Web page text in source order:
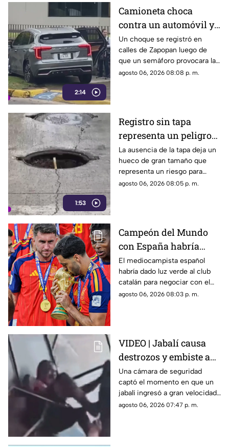
condiciones insalubres del
lugar.
2:14
Camioneta choca
contra un automóvil y
termina sobre la
banqueta
Un choque se registró en
calles de Zapopan luego de
que un semáforo provocara la
colisión entre dos vehículos.
agosto 06, 2026 08:08 p. m.
1:53
Registro sin tapa
representa un peligro
en avenida Miguel
López de Legaspi
La ausencia de la tapa deja un
hueco de gran tamaño que
representa un riesgo para
automovilistas, motociclistas,
agosto 06, 2026 08:05 p. m.
Campeón del Mundo
con España habría
rechazado al Real
Madrid para fichar con
el Barcelona
El mediocampista español
habría dado luz verde al club
catalán para negociar con el
Manchester City, mientras el
agosto 06, 2026 08:03 p. m.
VIDEO | Jabalí causa
destrozos y embiste a
clientes luego de entrar
a un negocio
Una cámara de seguridad
captó el momento en que un
jabalí ingresó a gran velocidad
a un establecimiento en la
agosto 06, 2026 07:47 p. m.